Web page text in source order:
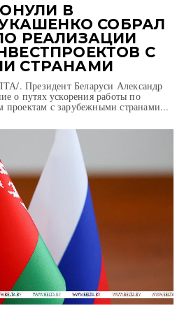
В
СОБРАЛ
РЕАЛИЗАЦИИ
С
СТРАНАМИ
. Президент Беларуси Александр
о путях ускорения работы по
с зарубежными странами...